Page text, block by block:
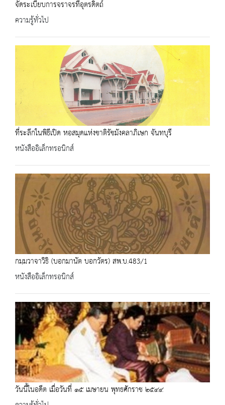
จัดระเบียบการจราจรที่อุตรดิตถ์
ความรู้ทั่วไป
ที่ระลึกในพิธีเปิด หอสมุดแห่งชาติรัชมังคลาภิเษก จันทบุรี
หนังสืออิเล็กทรอนิกส์
กมฺมวาจาวิธิ (บอกมานัต บอกวัตร) สพ.บ.483/1
หนังสืออิเล็กทรอนิกส์
วันนี้ในอดีต เมื่อวันที่ ๑๕ เมษายน พุทธศักราช ๒๕๔๔